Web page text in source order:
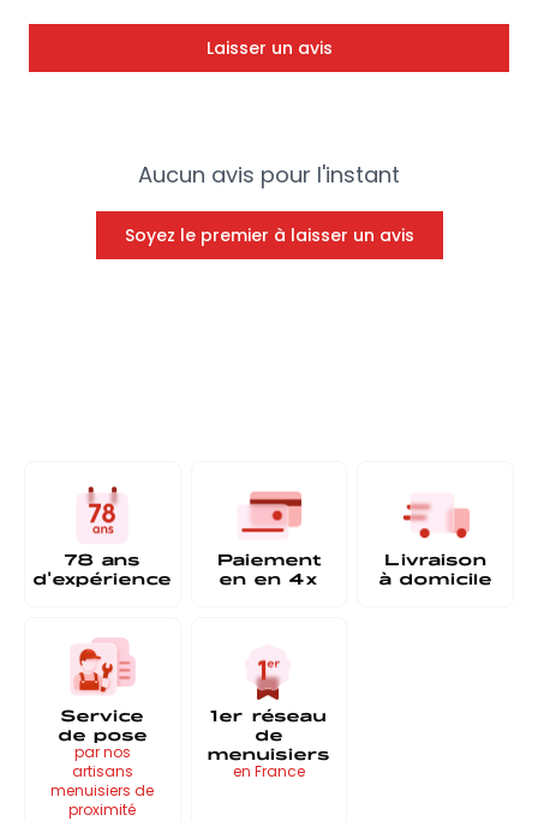
Aucun avis pour l'instant
Soyez le premier à laisser un avis
Laisser un avis
78 ans
d'expérience
Paiement
en en 4x
Livraison
à domicile
Service
de pose
par nos
artisans
menuisiers de
proximité
1er réseau
de
menuisiers
en France